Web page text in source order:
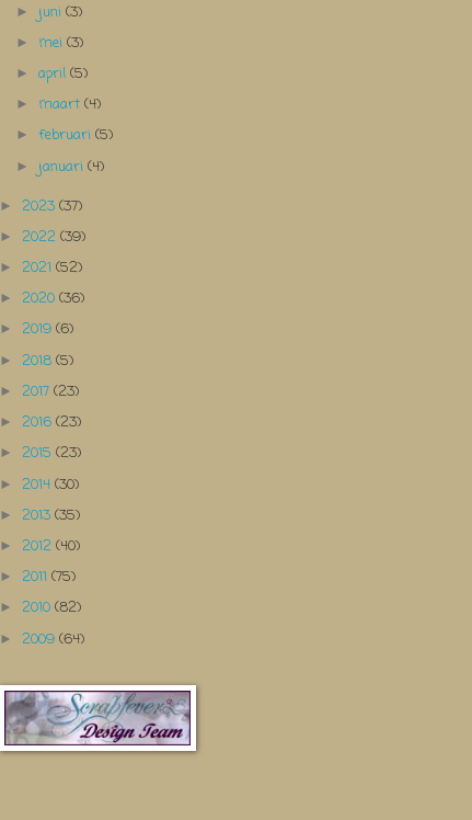
► juni(3)
► mei(3)
►april(5)
► maart(4)
►februari(5)
► januari(4)
► 2023 (37)
► 2022 (39)
► 2021 (52)
► 2020 (36)
► 2019 (6)
► 2018 (5)
► 2017 (23)
► 2016 (23)
► 2015 (23)
► 2014 (30)
► 2013 (35)
► 2012 (40)
► 2011 (75)
► 2010 (82)
► 2009 (64)